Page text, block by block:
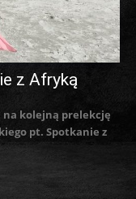
z Afryką
na kolejną prelekcję
pt. Spotkanie z